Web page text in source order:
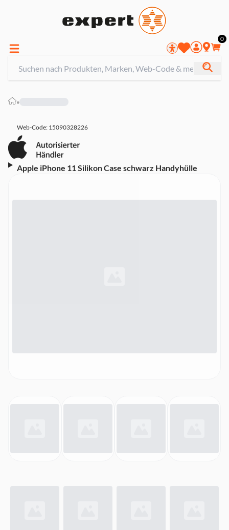
0
»
Web-Code: 15090328226
Apple iPhone 11 Silikon Case schwarz Handyhülle